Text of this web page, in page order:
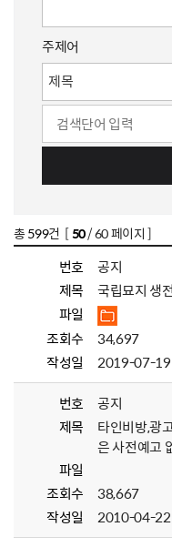
주제어
총 599건 [50/ 60 페이지 ]
번호
공지
제목
국립묘지 생
파일
조회수
34,697
작성일
2019-07-19
번호
공지
제목
타인비방,광
은 사전예고
파일
조회수
38,667
작성일
2010-04-22